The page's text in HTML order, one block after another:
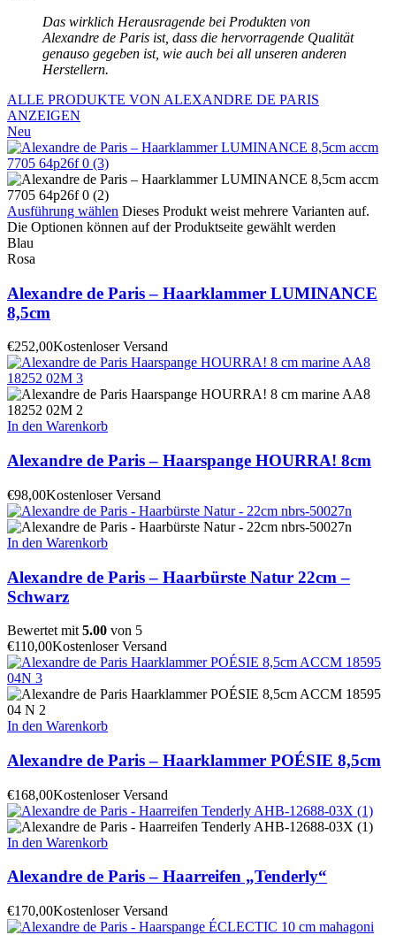
Das wirklich Herausragende bei Produkten von
Alexandre de Paris ist, dass die hervorragende Qualität
genauso gegeben ist, wie auch bei all unseren anderen
Herstellern.
ALLE PRODUKTE VON ALEXANDRE DE PARIS
ANZEIGEN
Neu
Ausführung wählen Dieses Produkt weist mehrere Varianten auf.
Die Optionen können auf der Produktseite gewählt werden
Blau
Rosa
Alexandre de Paris – Haarklammer LUMINANCE
8,5cm
€252,00Kostenloser Versand
In den Warenkorb
Alexandre de Paris – Haarspange HOURRA! 8cm
€98,00Kostenloser Versand
In den Warenkorb
Alexandre de Paris – Haarbürste Natur 22cm –
Schwarz
Bewertet mit 5.00 von 5
€110,00Kostenloser Versand
In den Warenkorb
Alexandre de Paris – Haarklammer POÉSIE 8,5cm
€168,00Kostenloser Versand
In den Warenkorb
Alexandre de Paris – Haarreifen „Tenderly“
€170,00Kostenloser Versand